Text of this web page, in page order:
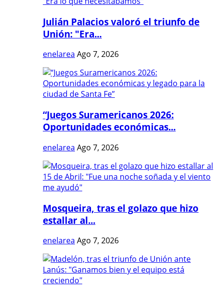
Julián Palacios valoró el triunfo de
Unión: "Era...
enelarea Ago 7, 2026
“Juegos Suramericanos 2026:
Oportunidades económicas...
enelarea Ago 7, 2026
Mosqueira, tras el golazo que hizo
estallar al...
enelarea Ago 7, 2026